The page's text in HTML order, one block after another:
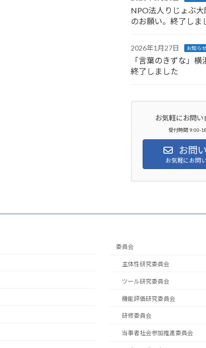
NPO法人りじょぶ
のお願い。終了しま
2026年1月27日 お知らせ
「言葉のきずな」
終了しました
お気軽にお問い
受付時間 9:00-
お問
お気軽にお問
委員会
主体性研究委員会
ツール研究委員会
機能評価研究委員会
研修委員会
当事者社会参加推進委員会